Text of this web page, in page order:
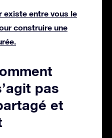
existe entre vous le
construire une
pas
et